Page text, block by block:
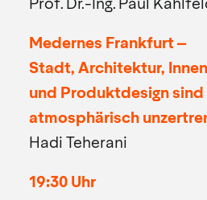
Prof. Dr.-Ing. Paul
Medernes Frankfurt –
Stadt, Architektur,
und Produktdesign sind
atmosphärisch
Hadi Teherani
19:30 Uhr